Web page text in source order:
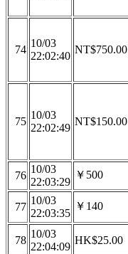
74
10/03
22:02:40
NT$750.00
75
10/03
22:02:49
NT$150.00
76
10/03
22:03:29
￥500
77
10/03
22:03:35
￥140
78
10/03
22:04:09
HK$25.00